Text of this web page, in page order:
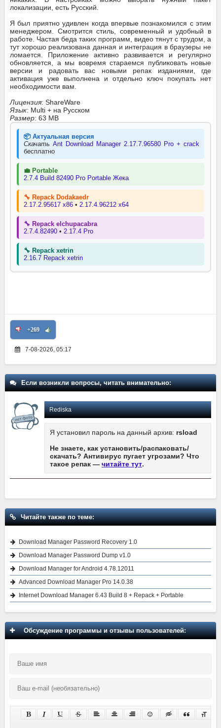
локализации, есть Русский.
Я был приятно удивлен когда впервые познакомился с этим
менеджером. Смотрится стиль, современный и удобный в
работе. Частая беда таких программ, видео тянут с трудом, а
тут хорошо реализована данная и интеграция в браузеры не
ломается. Приложение активно развивается и регулярно
обновляется, а мы вовремя стараемся публиковать новые
версии и радовать вас новыми репак изданиями, где
активация уже выполнена и отдельно ключ покупать нет
необходимости вам.
Лицензия: ShareWare
Язык: Multi + на Русском
Размер: 63 MB
📦 Актуальная версия
Скачать Ant Download Manager 2.17.7.96580 Pro + crack
бесплатно
💼 Portable
2.7.4 Build 82490 Pro Portable Жека
🔧 Repack Dodakaedr
2.17.2.95617 x86 • 2.17.4.96212 x64
🔧 Repack elchupacabra
2.7.4.82490 • 2.17.4 Pro
🔧 Repack xetrin
2.16.7 Repack xetrin
+269
7-08-2026, 05:17
Если возникли вопросы, читать внимательно:
Rediska
Я установил пароль на данный архив: rsload
Не знаете, как установить/распаковать/
скачать? Антивирус пугает угрозами? Что
такое репак — читайте тут.
Читайте также по теме:
Download Manager Password Recovery 1.0
Download Manager Password Dump v1.0
Download Manager for Android 4.78.12011
Advanced Download Manager Pro 14.0.38
Internet Download Manager 6.43 Build 8 + Repack + Portable
Обсуждение программы и отзывы пользователей: